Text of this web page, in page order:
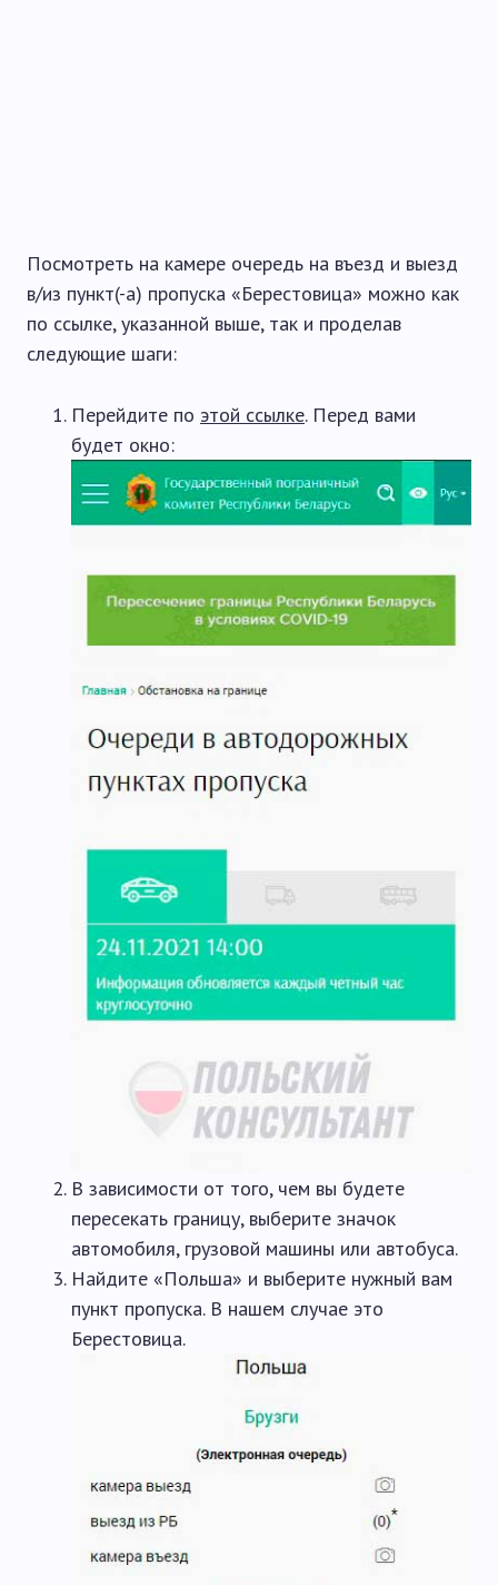
Посмотреть на камере очередь на въезд и выезд
в/из пункт(-а) пропуска «Берестовица» можно как
по ссылке, указанной выше, так и проделав
следующие шаги:
Перейдите по этой ссылке. Перед вами
будет окно:
В зависимости от того, чем вы будете
пересекать границу, выберите значок
автомобиля, грузовой машины или автобуса.
Найдите «Польша» и выберите нужный вам
пункт пропуска. В нашем случае это
Берестовица.